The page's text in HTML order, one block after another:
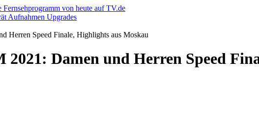
Aufnahmen Upgrades
Damen und Herren Speed